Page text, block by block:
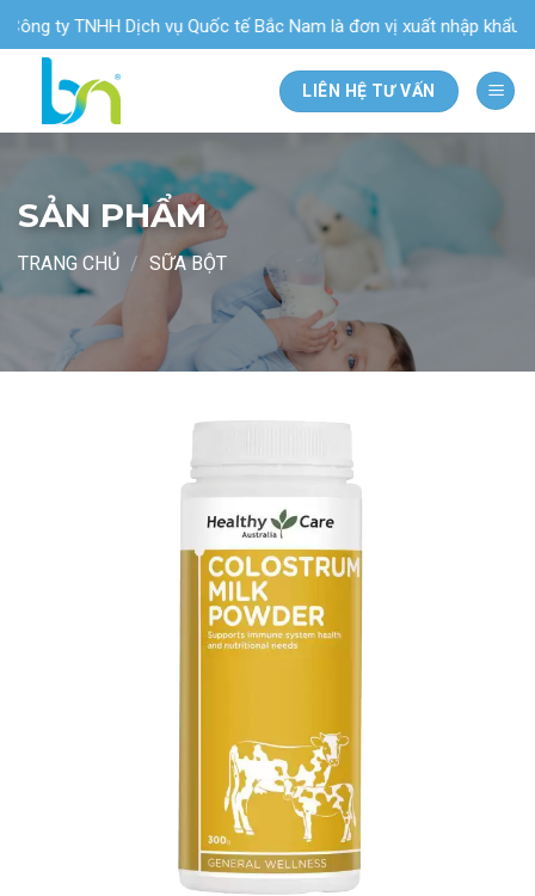
qua
ty TNHH Dịch vụ Quốc tế Bắc Nam là đơn vị xuất nhập khẩu &
LIÊN HỆ TƯ VẤN
SẢN PHẨM
TRANG CHỦ / SỮA BỘT